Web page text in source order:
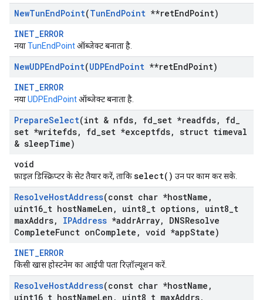
NewTunEndPoint(TunEndPoint **retEndPoint)
INET_ERROR
नयाTunEndPointऑब्जेक्ट बनाता है.
NewUDPEndPoint(UDPEndPoint **retEndPoint)
INET_ERROR
नयाUDPEndPointऑब्जेक्ट बनाता है.
PrepareSelect(int & nfds, fd set *readfds, fd
set *writefds, fd set *exceptfds, struct timeval
& sleepTime)
void
फ़ाइल डिस्क्रिप्टर के सेट तैयार करें, ताकिselect() उन पर काम कर सके.
ResolveHostAddress(const char *hostName ,
uint16 t hostNameLen , uint8 t options, uint8 t
maxAddrs, IPAddress *addrArray,
DNSResolve
CompleteFunct onComplete , void *appState)
INET_ERROR
किसी खास होस्टनेम का आईपी पता रिज़ॉल्यूशन करें.
ResolveHostAddress(const char *hostName ,
uint16 t hostNameLen , uint8 t maxAddrs,